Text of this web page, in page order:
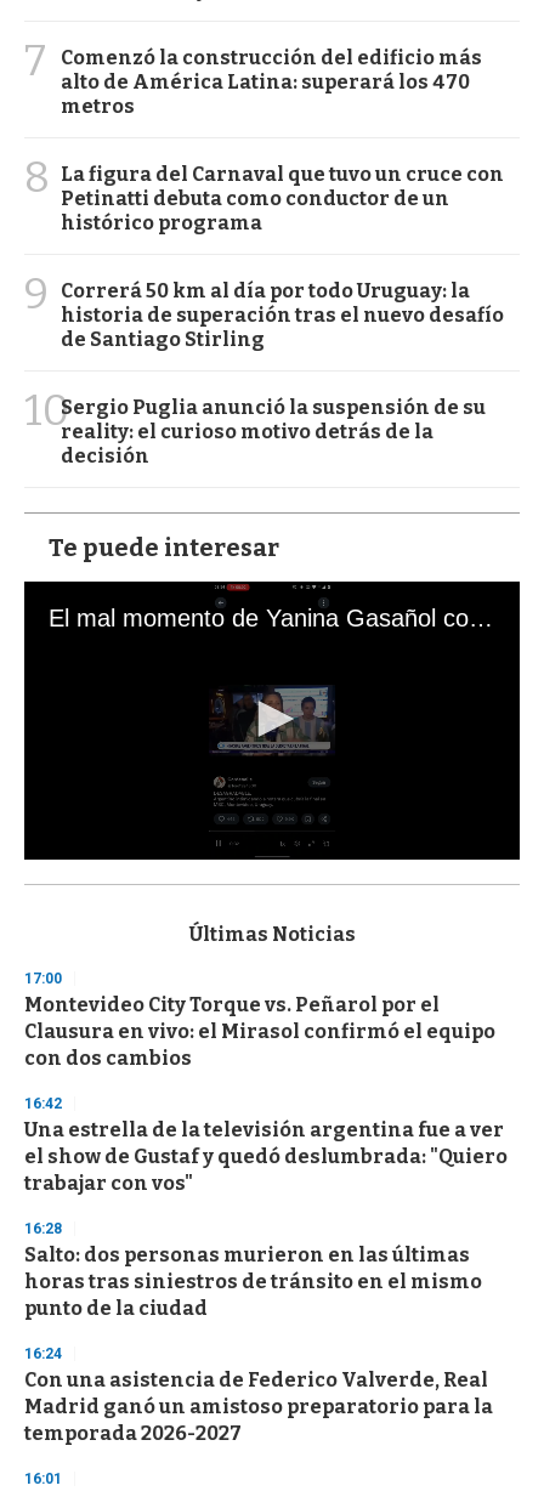
7
Comenzó la construcción del edificio más
alto de América Latina: superará los 470
metros
8
La figura del Carnaval que tuvo un cruce con
Petinatti debuta como conductor de un
histórico programa
9
Correrá 50 km al día por todo Uruguay: la
historia de superación tras el nuevo desafío
de Santiago Stirling
10Sergio Puglia anunció la suspensión de su
reality: el curioso motivo detrás de la
decisión
Te puede interesar
El mal momento de Yanina Gasañol con un hincha argentino en "Subrayado"
s
d
s
o
f
3
s
e
c
o
n
Últimas Noticias
17:00
Montevideo City Torque vs. Peñarol por el
Clausura en vivo: el Mirasol confirmó el equipo
con dos cambios
16:42
Una estrella de la televisión argentina fue a ver
el show de Gustaf y quedó deslumbrada: "Quiero
trabajar con vos"
16:28
Salto: dos personas murieron en las últimas
horas tras siniestros de tránsito en el mismo
punto de la ciudad
16:24
Con una asistencia de Federico Valverde, Real
Madrid ganó un amistoso preparatorio para la
temporada 2026-2027
16:01